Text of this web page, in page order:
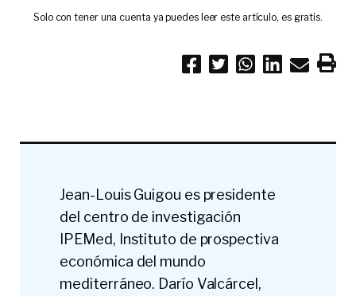
Solo con tener una cuenta ya puedes leer este artículo, es gratis.
Jean-Louis Guigou es presidente
del centro de investigación
IPEMed, Instituto de prospectiva
económica del mundo
mediterráneo. Darío Valcárcel,